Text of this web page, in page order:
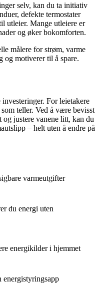
selv, kan du ta initiativ
defekte termostater
utleier. Mange utleiere er
og øker bokomforten.
målere for strøm, varme
og motiverer til å spare.
For leietakere
teller. Ved å være bevisst
justere vanene litt, kan du
– helt uten å endre på
varmeutgifter
du energi uten
energikilder i hjemmet
energistyringsapp